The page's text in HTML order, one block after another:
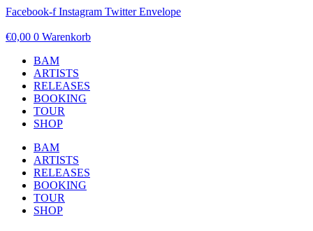
Zum
springen
Facebook-f Instagram Twitter Envelope
€0,00 0 Warenkorb
BAM
ARTISTS
RELEASES
BOOKING
TOUR
SHOP
BAM
ARTISTS
RELEASES
BOOKING
TOUR
SHOP